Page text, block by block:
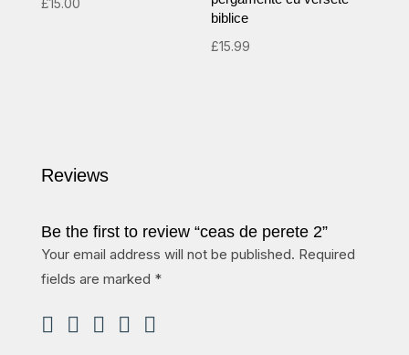
biblice
£15.99
Reviews
Be the first to review “ceas de perete 2”
Your email address will not be published. Required
fields are marked *